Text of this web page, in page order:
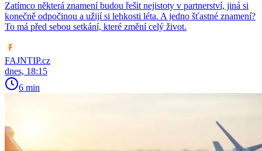
Zatímco některá znamení budou řešit nejistoty v partnerství, jiná si
konečně odpočinou a užijí si lehkosti léta. A jedno šťastné znamení?
To má před sebou setkání, které změní celý život.
FAJNTIP.cz
dnes, 18:15
6 min